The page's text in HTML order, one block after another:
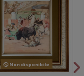
Non disponibile